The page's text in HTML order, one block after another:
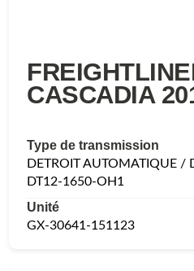
CASCADIA
Type de transmission
DETROIT AUTOMATIQUE /
DT12-1650-OH1
Unité
GX-30641-151123